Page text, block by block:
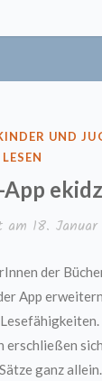
UND
LESEN
am 18. Januar
der
App
erschließen
ganz